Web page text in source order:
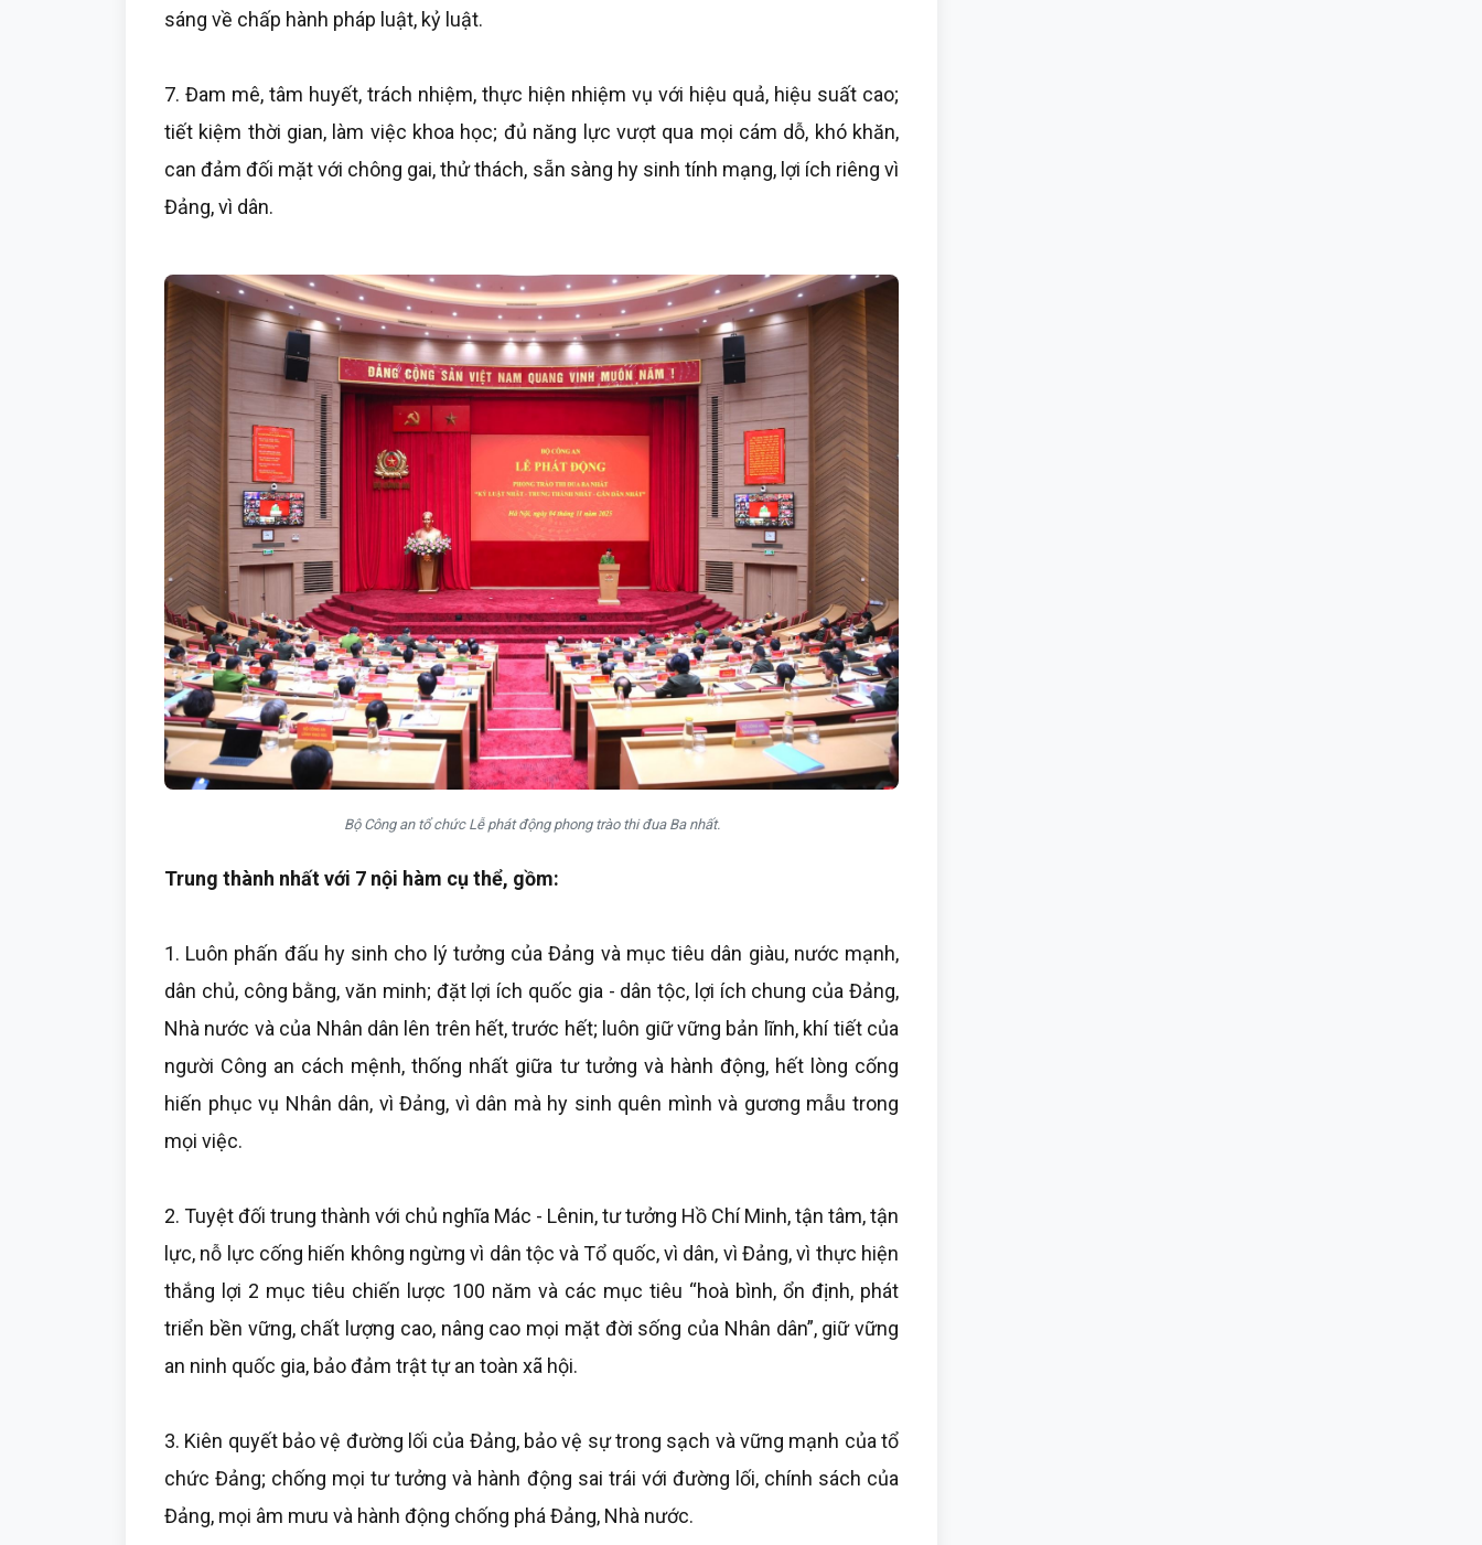
sáng về chấp hành pháp luật, kỷ luật.
7. Đam mê, tâm huyết, trách nhiệm, thực hiện nhiệm vụ với hiệu quả, hiệu suất cao;
tiết kiệm thời gian, làm việc khoa học; đủ năng lực vượt qua mọi cám dỗ, khó khăn,
can đảm đối mặt với chông gai, thử thách, sẵn sàng hy sinh tính mạng, lợi ích riêng vì
Đảng, vì dân.
Bộ Công an tổ chức Lễ phát động phong trào thi đua Ba nhất.
Trung thành nhất với 7 nội hàm cụ thể, gồm:
1. Luôn phấn đấu hy sinh cho lý tưởng của Đảng và mục tiêu dân giàu, nước mạnh,
dân chủ, công bằng, văn minh; đặt lợi ích quốc gia - dân tộc, lợi ích chung của Đảng,
Nhà nước và của Nhân dân lên trên hết, trước hết; luôn giữ vững bản lĩnh, khí tiết của
người Công an cách mệnh, thống nhất giữa tư tưởng và hành động, hết lòng cống
hiến phục vụ Nhân dân, vì Đảng, vì dân mà hy sinh quên mình và gương mẫu trong
mọi việc.
2. Tuyệt đối trung thành với chủ nghĩa Mác - Lênin, tư tưởng Hồ Chí Minh, tận tâm, tận
lực, nỗ lực cống hiến không ngừng vì dân tộc và Tổ quốc, vì dân, vì Đảng, vì thực hiện
thắng lợi 2 mục tiêu chiến lược 100 năm và các mục tiêu “hoà bình, ổn định, phát
triển bền vững, chất lượng cao, nâng cao mọi mặt đời sống của Nhân dân”, giữ vững
an ninh quốc gia, bảo đảm trật tự an toàn xã hội.
3. Kiên quyết bảo vệ đường lối của Đảng, bảo vệ sự trong sạch và vững mạnh của tổ
chức Đảng; chống mọi tư tưởng và hành động sai trái với đường lối, chính sách của
Đảng, mọi âm mưu và hành động chống phá Đảng, Nhà nước.